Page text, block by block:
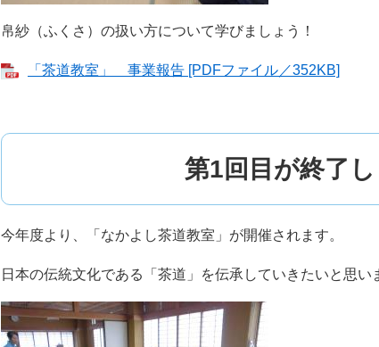
帛紗（ふくさ）の扱い方について学びましょう！
「茶道教室」 事業報告 [PDFファイル／352KB]
第1回目が終了し
今年度より、「なかよし茶道教室」が開催されます。
日本の伝統文化である「茶道」を伝承していきたいと思い